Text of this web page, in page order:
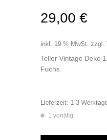
29,00 €
inkl. 19 % MwSt. zzgl.
Teller Vintage Deko
Fuchs
Lieferzeit: 1-3
1 vorrätig